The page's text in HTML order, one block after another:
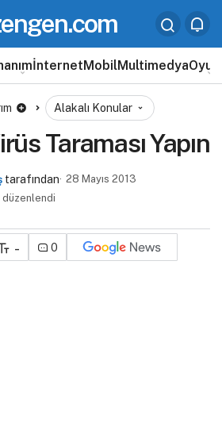
İnternetMobilMultimedyaOyun
Alakalı Konular
Taraması Yapın
tarafından 28 Mayıs 2013
düzenlendi
- 0